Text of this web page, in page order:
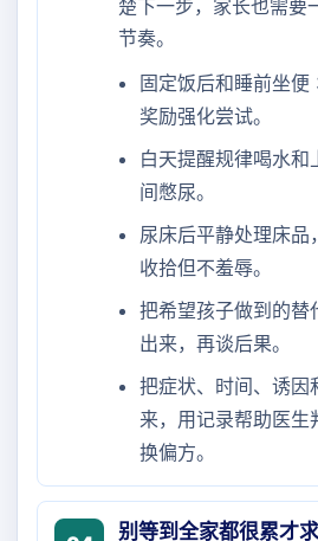
楚下一步，家长也需要
节奏。
固定饭后和睡前坐
奖励强化尝试。
白天提醒规律喝水
间憋尿。
尿床后平静处理床品
收拾但不羞辱。
把希望孩子做到的替
出来，再谈后果。
把症状、时间、诱因
来，用记录帮助医生
换偏方。
别等到全家都很累才